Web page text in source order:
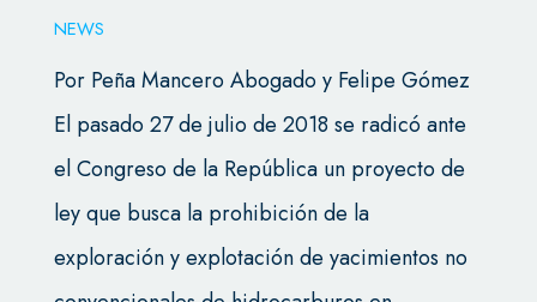
NEWS
Por Peña Mancero Abogado y Felipe Gómez
El pasado 27 de julio de 2018 se radicó ante
el Congreso de la República un proyecto de
ley que busca la prohibición de la
exploración y explotación de yacimientos no